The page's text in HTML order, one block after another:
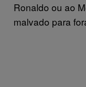
Ronaldo ou ao
malvado para